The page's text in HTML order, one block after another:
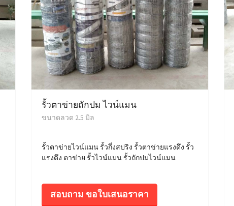
รั้วตาข่ายถักปม ไวน์แมน
ขนาดลวด 2.5 มิล
รั้วตาข่ายไวน์แมน รั้วกึ่งสปริง รั้วตาข่ายแรงดึง รั้ว
แรงดึง ตาข่าย รั้วไวน์แมน รั้วถักปมไวน์แมน
สอบถาม ขอใบเสนอราคา